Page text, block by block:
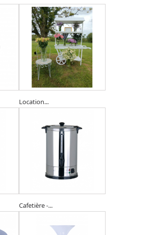
Location...
Cafetière -...